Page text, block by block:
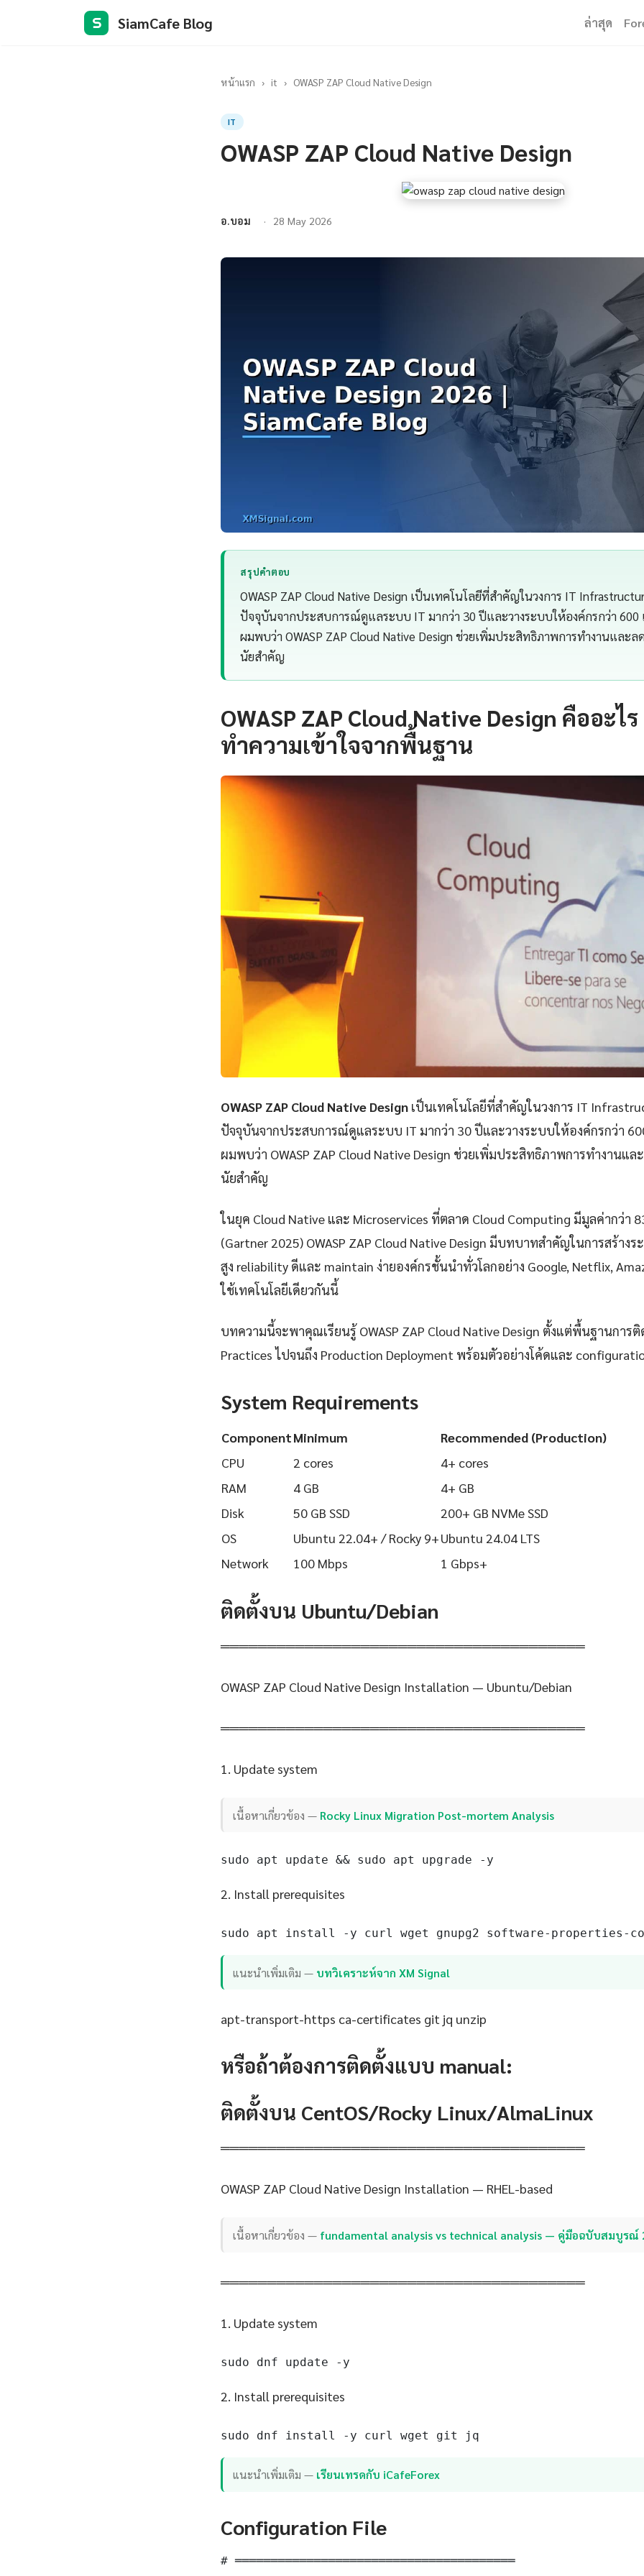
S SiamCafe Blog ล่าสุด
หน้าแรก › it › OWASP ZAP Cloud Native Design
IT
OWASP ZAP Cloud Native Design
อ.บอม 28 May 2026
สรุปคำตอบ
OWASP ZAP Cloud Native Design เป็นเทคโนโลยีที่สำคัญในวงการ IT
ปัจจุบันจากประสบการณ์ดูแลระบบ IT มากว่า 30 ปีและวางระบบให้องค์กรกว่า 600
ผมพบว่า OWASP ZAP Cloud Native Design ช่วยเพิ่มประสิทธิภาพการทำงานและ
นัยสำคัญ
OWASP ZAP Cloud Native Design คืออะไ
ทำความเข้าใจจากพื้นฐาน
OWASP ZAP Cloud Native Design เป็นเทคโนโลยีที่สำคัญในวงการ IT
ปัจจุบันจากประสบการณ์ดูแลระบบ IT มากว่า 30 ปีและวางระบบให้องค์กรกว่า
ผมพบว่า OWASP ZAP Cloud Native Design ช่วยเพิ่มประสิทธิภาพการทำงานแ
นัยสำคัญ
ในยุค Cloud Native และ Microservices ที่ตลาด Cloud Computing มีมูลค่ากว่า
(Gartner 2025) OWASP ZAP Cloud Native Design มีบทบาทสำคัญในการสร้าง
สูง reliability ดีและ maintain ง่ายองค์กรชั้นนำทั่วโลกอย่าง Google, Netflix,
ใช้เทคโนโลยีเดียวกันนี้
บทความนี้จะพาคุณเรียนรู้ OWASP ZAP Cloud Native Design ตั้งแต่พื้นฐานการ
Practices ไปจนถึง Production Deployment พร้อมตัวอย่างโค้ดและ
System Requirements
ComponentMinimum
Recommended (Production)
CPU
2 cores
4+ cores
RAM
4 GB
4+ GB
Disk
50 GB SSD
200+ GB NVMe SSD
OS
Ubuntu 22.04+ / Rocky 9+Ubuntu 24.04 LTS
Network
100 Mbps 1 Gbps+
ติดตั้งบน Ubuntu/Debian
═══════════════════════════════════════
OWASP ZAP Cloud Native Design Installation — Ubuntu/Debian
═══════════════════════════════════════
1. Update system
เนื้อหาเกี่ยวข้อง — Rocky Linux Migration Post-mortem Analysis
sudo apt update && sudo apt upgrade -y
2. Install prerequisites
sudo apt install -y curl wget gnupg2 software-properties-
แนะนำเพิ่มเติม — บทวิเคราะห์จาก XM Signal
apt-transport-https ca-certificates git jq unzip
หรือถ้าต้องการติดตั้งแบบ manual:
ติดตั้งบน CentOS/Rocky Linux/AlmaLinux
═══════════════════════════════════════
OWASP ZAP Cloud Native Design Installation — RHEL-based
เนื้อหาเกี่ยวข้อง — fundamental analysis vs technical analysis — คู่มือฉบับสมบูรณ์
═══════════════════════════════════════
1. Update system
sudo dnf update -y
2. Install prerequisites
sudo dnf install -y curl wget git jq
แนะนำเพิ่มเติม — เรียนเทรดกับ iCafeForex
Configuration File
# ═══════════════════════════════════════